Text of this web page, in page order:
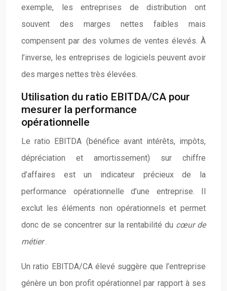
exemple, les entreprises de distribution ont
souvent des marges nettes faibles mais
compensent par des volumes de ventes élevés. À
l’inverse, les entreprises de logiciels peuvent avoir
des marges nettes très élevées.
Utilisation du ratio EBITDA/CA pour
mesurer la performance
opérationnelle
Le ratio EBITDA (bénéfice avant intérêts, impôts,
dépréciation et amortissement) sur chiffre
d’affaires est un indicateur précieux de la
performance opérationnelle d’une entreprise. Il
exclut les éléments non opérationnels et permet
donc de se concentrer sur la rentabilité du cœur de
métier.
Un ratio EBITDA/CA élevé suggère que l’entreprise
génère un bon profit opérationnel par rapport à ses